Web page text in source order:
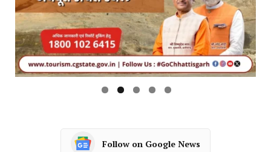
Follow on Google News